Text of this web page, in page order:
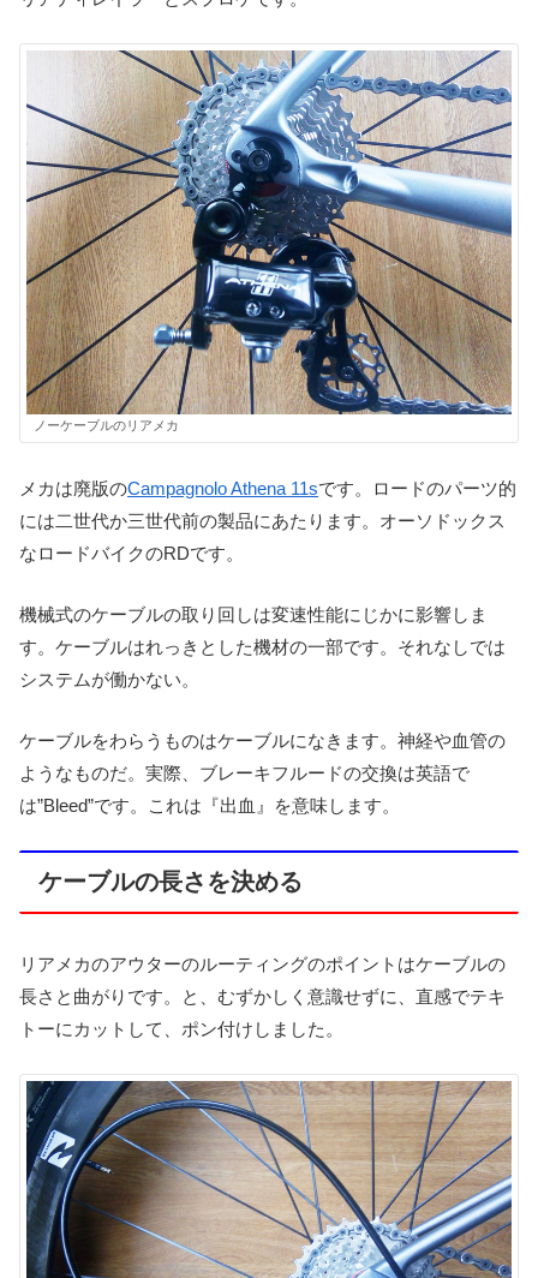
ノーケーブルのリアメカ
メカは廃版のCampagnolo Athena 11sです。ロードのパーツ的
には二世代か三世代前の製品にあたります。オーソドックス
なロードバイクのRDです。
機械式のケーブルの取り回しは変速性能にじかに影響しま
す。ケーブルはれっきとした機材の一部です。それなしでは
システムが働かない。
ケーブルをわらうものはケーブルになきます。神経や血管の
ようなものだ。実際、ブレーキフルードの交換は英語で
は”Bleed”です。これは『出血』を意味します。
ケーブルの長さを決める
リアメカのアウターのルーティングのポイントはケーブルの
長さと曲がりです。と、むずかしく意識せずに、直感でテキ
トーにカットして、ポン付けしました。